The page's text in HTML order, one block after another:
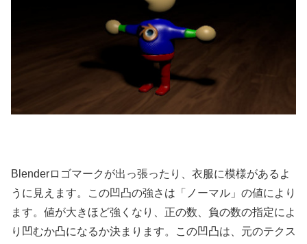
Blenderロゴマークが出っ張ったり、衣服に模様があるよ
うに見えます。この凹凸の強さは「ノーマル」の値により
ます。値が大きほど強くなり、正の数、負の数の指定によ
り凹むか凸になるか決まります。この凹凸は、元のテクス